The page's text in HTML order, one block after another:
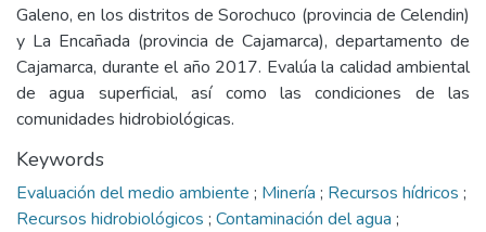
Galeno, en los distritos de Sorochuco (provincia de Celendin)
y La Encañada (provincia de Cajamarca), departamento de
Cajamarca, durante el año 2017. Evalúa la calidad ambiental
de agua superficial, así como las condiciones de las
comunidades hidrobiológicas.
Keywords
Evaluación del medio ambiente ; Minería ; Recursos hídricos ;
Recursos hidrobiológicos ; Contaminación del agua ;